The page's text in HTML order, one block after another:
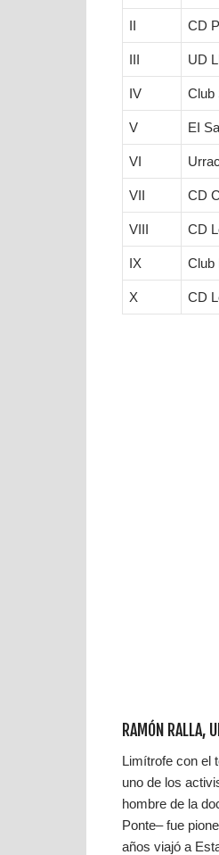
II CD
III UD
IV Club
V EI
VI
VII CD
VIII CD
IX Club
X CD
RAMÓN RALLA,
Limítrofe con el
uno de los
hombre de la
Ponte– fue
años viajó a